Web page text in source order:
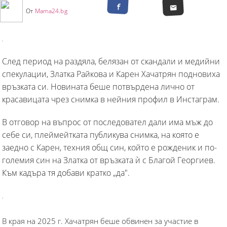
От Mama24.bg
След период на раздяла, белязан от скандали и медийни
спекулации, Златка Райкова и Карен Хачатрян подновиха
връзката си. Новината беше потвърдена лично от
красавицата чрез снимка в нейния профил в Инстаграм.
В отговор на въпрос от последовател дали има мъж до
себе си, плеймейтката публикува снимка, на която е
заедно с Карен, техния общ син, който е рожденик и по-
големия син на Златка от връзката ѝ с Благой Георгиев.
Към кадъра тя добави кратко „да".
В края на 2025 г. Хачатрян беше обвинен за участие в